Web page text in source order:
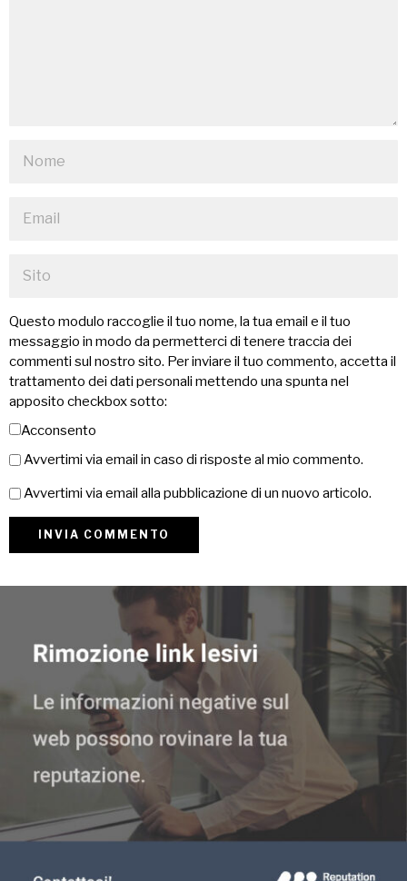
Questo modulo raccoglie il tuo nome, la tua email e il tuo
messaggio in modo da permetterci di tenere traccia dei
commenti sul nostro sito. Per inviare il tuo commento, accetta il
trattamento dei dati personali mettendo una spunta nel
apposito checkbox sotto:
Acconsento
Avvertimi via email in caso di risposte al mio commento.
Avvertimi via email alla pubblicazione di un nuovo articolo.